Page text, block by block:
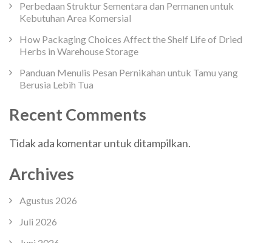
Perbedaan Struktur Sementara dan Permanen untuk
Kebutuhan Area Komersial
How Packaging Choices Affect the Shelf Life of Dried
Herbs in Warehouse Storage
Panduan Menulis Pesan Pernikahan untuk Tamu yang
Berusia Lebih Tua
Recent Comments
Tidak ada komentar untuk ditampilkan.
Archives
Agustus 2026
Juli 2026